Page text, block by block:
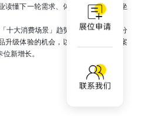
读懂下一轮需求、体验与增长的关键坐
十大消费场景」趋势，挖掘每一个细分
升级体验的机会，以全球与中国创新案
新增长。